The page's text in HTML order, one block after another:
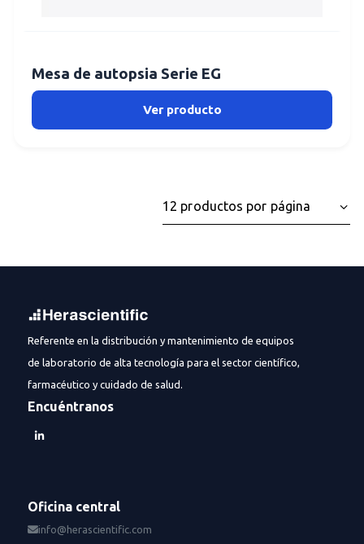
Mesa de autopsia Serie EG
Ver producto
Referente en la distribución y mantenimiento de equipos
de laboratorio de alta tecnología para el sector científico,
farmacéutico y cuidado de salud.
Encuéntranos
Oficina central
info@herascientific.com